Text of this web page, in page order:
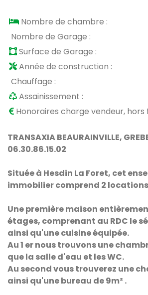
Nombre de chambre :
Nombre de Garage :
Surface de Garage :
Année de construction :
Chauffage :
Assainissement :
Honoraires charge vendeur,
TRANSAXIA BEAURAINVILLE,
06.30.86.15.02
Située à Hesdin La Foret, cet
immobilier comprend 2
Une première maison
étages, comprenant au RDC le
ainsi qu'une cuisine équipée.
Au 1 er nous trouvons une
que la salle d'eau et les WC.
Au second vous trouverez une
ainsi qu'une bureau de 9m² .